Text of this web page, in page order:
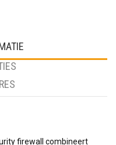
firewall combineert